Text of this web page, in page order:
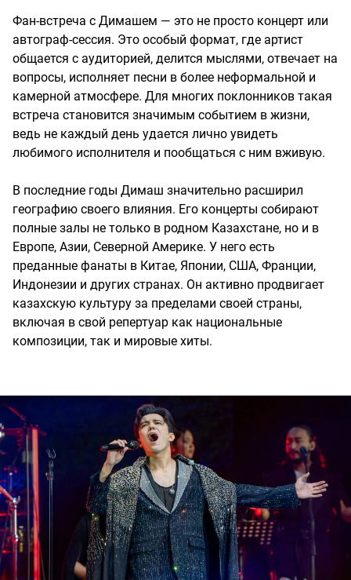
Фан-встреча с Димашем — это не просто концерт или
автограф-сессия. Это особый формат, где артист
общается с аудиторией, делится мыслями, отвечает на
вопросы, исполняет песни в более неформальной и
камерной атмосфере. Для многих поклонников такая
встреча становится значимым событием в жизни,
ведь не каждый день удается лично увидеть
любимого исполнителя и пообщаться с ним вживую.
В последние годы Димаш значительно расширил
географию своего влияния. Его концерты собирают
полные залы не только в родном Казахстане, но и в
Европе, Азии, Северной Америке. У него есть
преданные фанаты в Китае, Японии, США, Франции,
Индонезии и других странах. Он активно продвигает
казахскую культуру за пределами своей страны,
включая в свой репертуар как национальные
композиции, так и мировые хиты.